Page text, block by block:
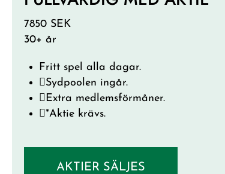
7850 SEK
30+ år
Fritt spel alla dagar.
Sydpoolen ingår.
Extra medlemsförmåner.
*Aktie krävs.
AKTIER SÄLJES